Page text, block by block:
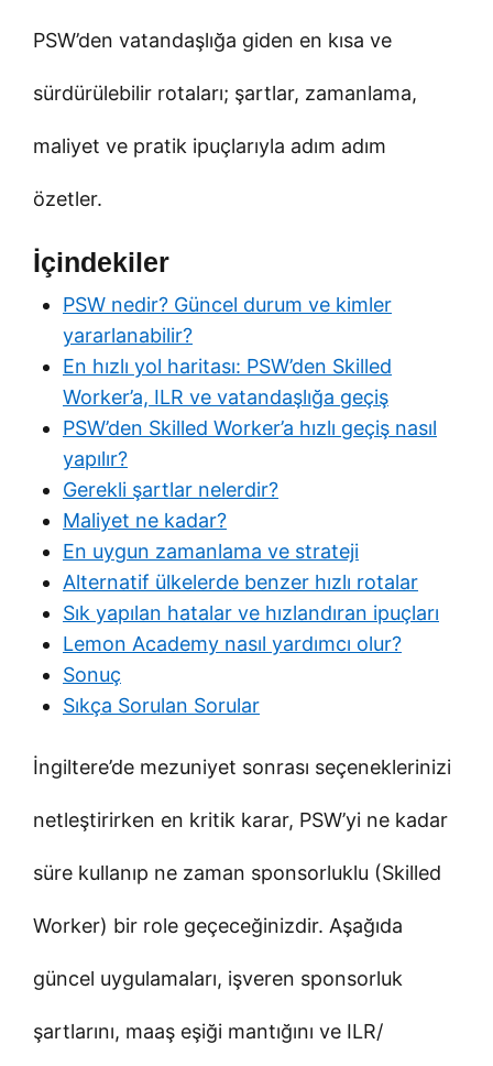
PSW’den vatandaşlığa giden en kısa ve
sürdürülebilir rotaları; şartlar, zamanlama,
maliyet ve pratik ipuçlarıyla adım adım
özetler.
İçindekiler
PSW nedir? Güncel durum ve kimler
yararlanabilir?
En hızlı yol haritası: PSW’den Skilled
Worker’a, ILR ve vatandaşlığa geçiş
PSW’den Skilled Worker’a hızlı geçiş nasıl
yapılır?
Gerekli şartlar nelerdir?
Maliyet ne kadar?
En uygun zamanlama ve strateji
Alternatif ülkelerde benzer hızlı rotalar
Sık yapılan hatalar ve hızlandıran ipuçları
Lemon Academy nasıl yardımcı olur?
Sonuç
Sıkça Sorulan Sorular
İngiltere’de mezuniyet sonrası seçeneklerinizi
netleştirirken en kritik karar, PSW’yi ne kadar
süre kullanıp ne zaman sponsorluklu (Skilled
Worker) bir role geçeceğinizdir. Aşağıda
güncel uygulamaları, işveren sponsorluk
şartlarını, maaş eşiği mantığını ve ILR/